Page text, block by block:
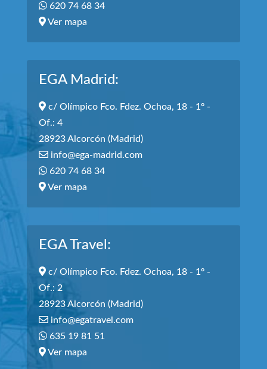
620 74 68 34
Ver mapa
EGA Madrid:
c/ Olímpico Fco. Fdez. Ochoa, 18 - 1º -
Of.: 4
28923 Alcorcón (Madrid)
info@ega-madrid.com
620 74 68 34
Ver mapa
EGA Travel:
c/ Olímpico Fco. Fdez. Ochoa, 18 - 1º -
Of.: 2
28923 Alcorcón (Madrid)
info@egatravel.com
635 19 81 51
Ver mapa